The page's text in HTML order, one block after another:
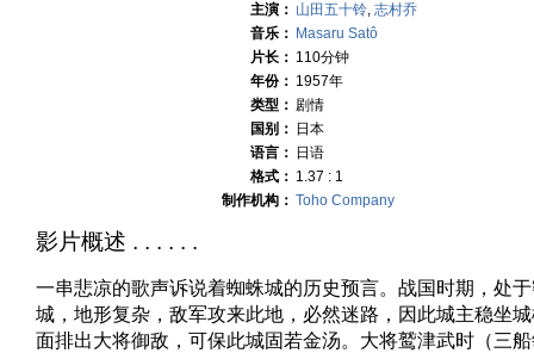
主演： 山田五十铃, 志村乔
音乐： Masaru Satô
片长： 110分钟
年份： 1957年
类型： 剧情
国别： 日本
语言： 日语
格式： 1.37 : 1
制作机构： Toho Company
影片概述 . . . . . .
一串悲凉的歌声诉说着蜘蛛城的历史预言。战国时期，处
城，地形复杂，敌军攻来此地，必然迷路，因此城主稳坐
面排出大将御敌，可保此城固若金汤。大将鹫津武时（三